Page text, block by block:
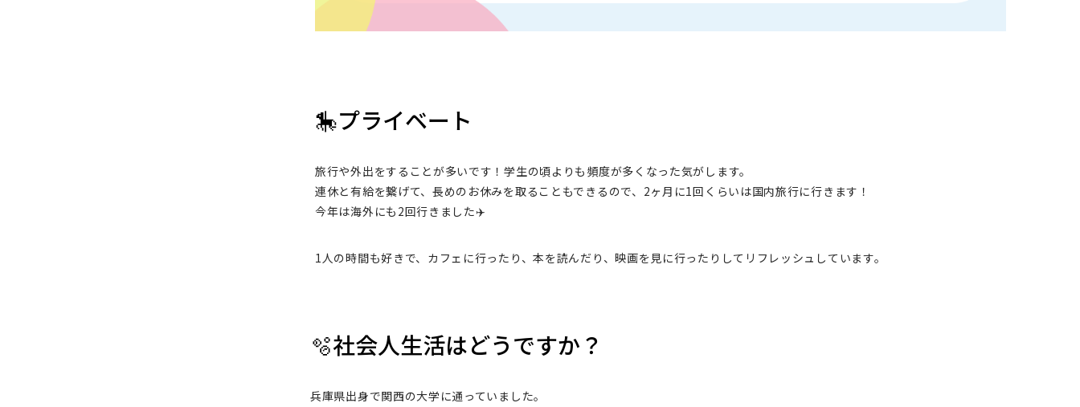
🎠プライベート
旅行や外出をすることが多いです！学生の頃よりも頻度が多くなった気がします。
連休と有給を繋げて、長めのお休みを取ることもできるので、2ヶ月に1回くらいは国内旅行に行きます！
今年は海外にも2回行きました✈️
1人の時間も好きで、カフェに行ったり、本を読んだり、映画を見に行ったりしてリフレッシュしています。
🫧社会人生活はどうですか？
兵庫県出身で関西の大学に通っていました。